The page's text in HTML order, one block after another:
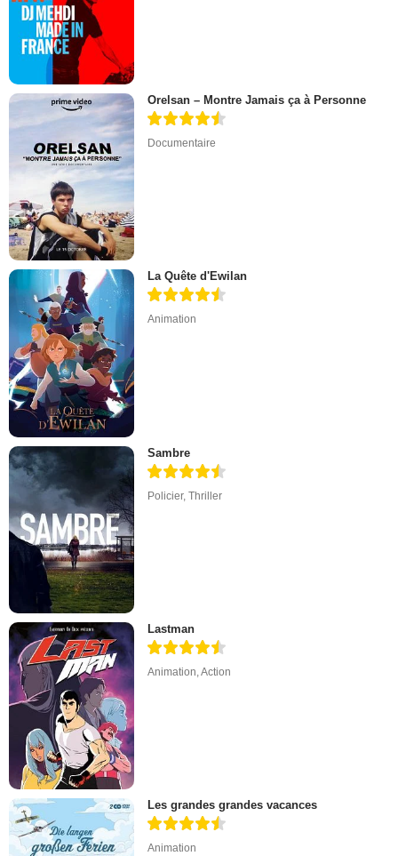
Orelsan – Montre Jamais ça à Personne
Documentaire
La Quête d'Ewilan
Animation
Sambre
Policier,Thriller
Lastman
Animation,Action
Les grandes grandes vacances
Animation